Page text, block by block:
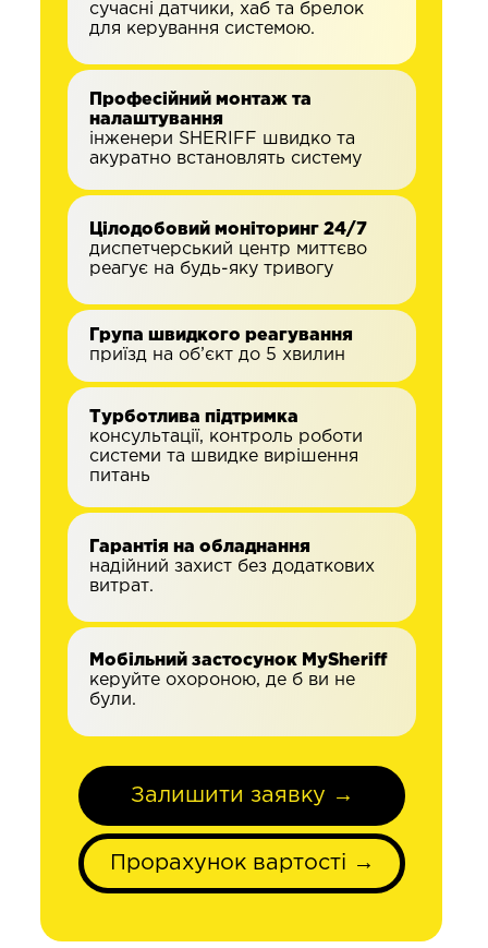
Залишити заявку →
Прорахунок вартості →
сучасні датчики, хаб та брелок
для керування системою.
Професійний монтаж та
налаштування
інженери SHERIFF швидко та
акуратно встановлять систему
Цілодобовий моніторинг 24/7
диспетчерський центр миттєво
реагує на будь-яку тривогу
Група швидкого реагування
приїзд на об’єкт до 5 хвилин
Турботлива підтримка
консультації, контроль роботи
системи та швидке вирішення
питань
Мобільний застосунок MySheriff
керуйте охороною, де б ви не
були.
Гарантія на обладнання
надійний захист без додаткових
витрат.